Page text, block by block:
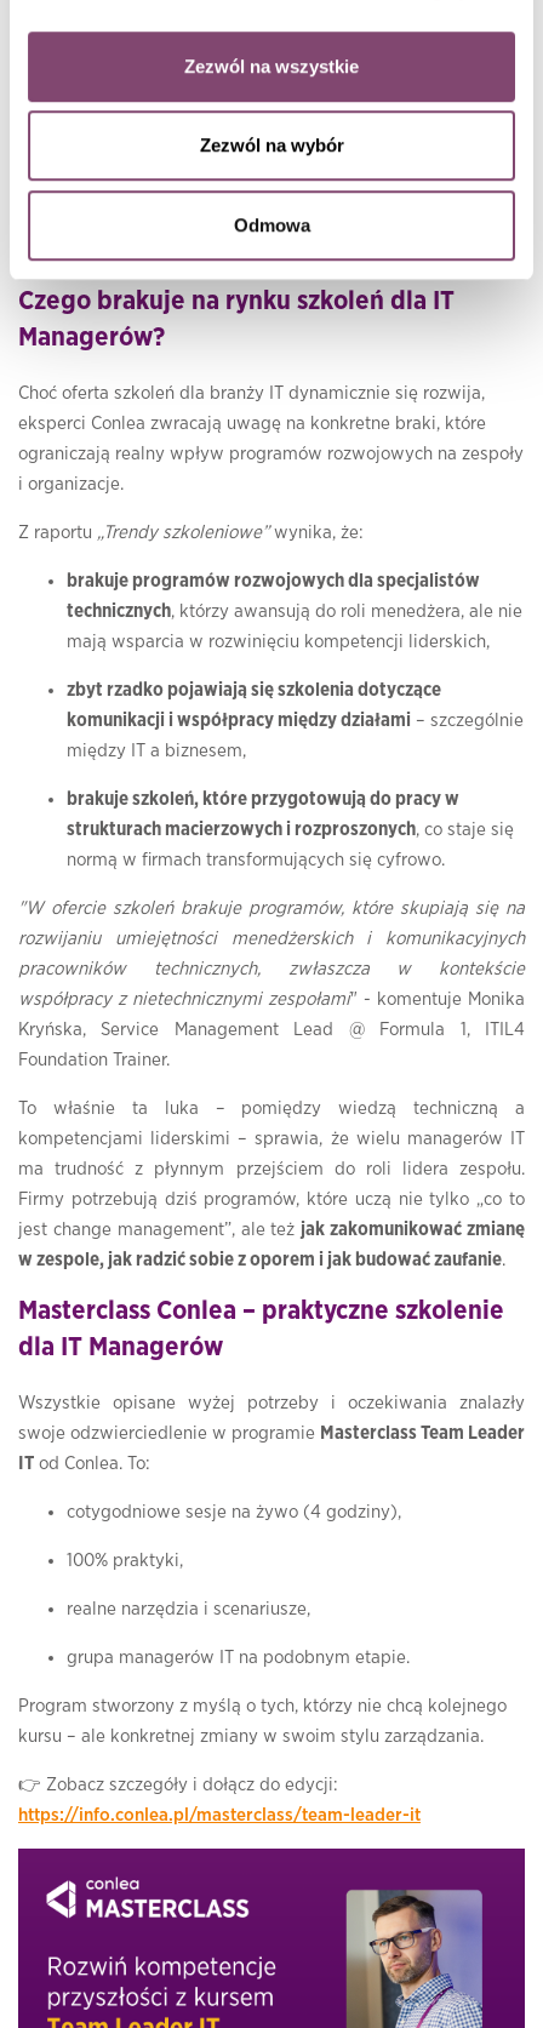
Zezwól na wszystkie
Zezwól na wybór
Odmowa
„Ludzie pragną przekładać zdobytą wiedzę na praktykę, ale
często brakuje im jasnych wskazówek, jak to zrobić.
formie konsultacji oraz praktycznych warsztatów, które
pomogą im efektywnie zastosować teorię w realnych
– dodaje Jarosław Pastuszak, ITSM trainer and
Czego brakuje na rynku szkoleń dla IT
Managerów?
Choć oferta szkoleń dla branży IT dynamicznie się rozwija,
eksperci Conlea zwracają uwagę na konkretne braki, które
ograniczają realny wpływ programów rozwojowych na zespoły
i organizacje.
Z raportu „Trendy szkoleniowe”wynika, że:
brakuje programów rozwojowych dla specjalistów
technicznych, którzy awansują do roli menedżera, ale nie
mają wsparcia w rozwinięciu kompetencji liderskich,
zbyt rzadko pojawiają się szkolenia dotyczące
komunikacji i współpracy między działami – szczególnie
między IT a biznesem,
brakuje szkoleń, które przygotowują do pracy w
strukturach macierzowych i rozproszonych, co staje się
normą w firmach transformujących się cyfrowo.
"W ofercie szkoleń brakuje programów, które skupiają się na
rozwijaniu umiejętności menedżerskich i komunikacyjnych
pracowników technicznych, zwłaszcza w kontekście
współpracy z nietechnicznymi zespołami" - komentuje Monika
Kryńska, Service Management Lead @ Formula 1, ITIL4
Foundation Trainer.
To właśnie ta luka – pomiędzy wiedzą techniczną a
kompetencjami liderskimi – sprawia, że wielu managerów IT
ma trudność z płynnym przejściem do roli lidera zespołu.
Firmy potrzebują dziś programów, które uczą nie tylko „co to
jest change management”, ale też jak zakomunikować zmianę
w zespole, jak radzić sobie z oporem i jak budować zaufanie.
Masterclass Conlea – praktyczne szkolenie
dla IT Managerów
Wszystkie opisane wyżej potrzeby i oczekiwania znalazły
swoje odzwierciedlenie w programie Masterclass Team Leader
IT od Conlea. To:
cotygodniowe sesje na żywo (4 godziny),
100% praktyki,
realne narzędzia i scenariusze,
grupa managerów IT na podobnym etapie.
Program stworzony z myślą o tych, którzy nie chcą kolejnego
kursu – ale konkretnej zmiany w swoim stylu zarządzania.
👉 Zobacz szczegóły i dołącz do edycji:
https://info.conlea.pl/masterclass/team-leader-it